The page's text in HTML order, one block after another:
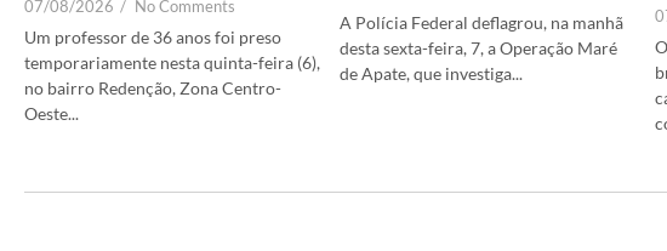
07/08/2026 / No Comments
Um professor de 36 anos foi preso
temporariamente nesta quinta-feira (6),
no bairro Redenção, Zona Centro-
Oeste...
A Polícia Federal deflagrou, na manhã
desta sexta-feira, 7, a Operação Maré
de Apate, que investiga...